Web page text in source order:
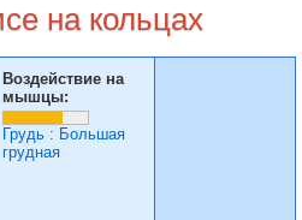
на кольцах
Воздействие на
мышцы:
Грудь : Большая
грудная